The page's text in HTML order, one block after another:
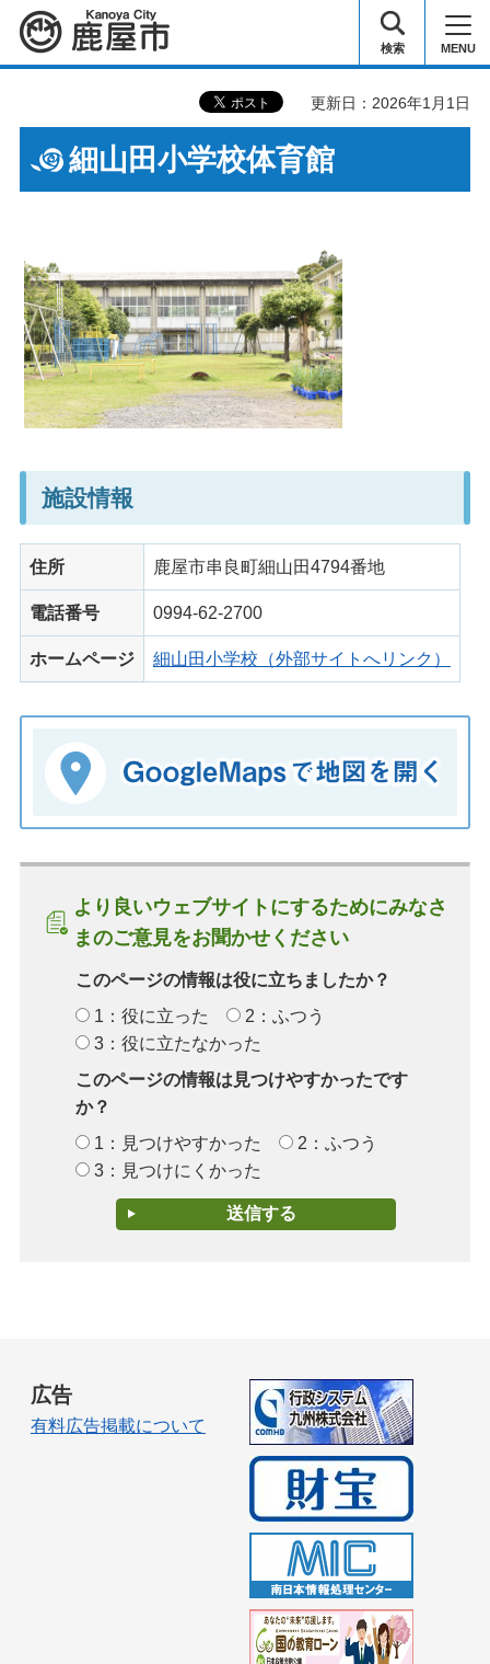
鹿屋市 検索 MENU
更新日：2026年1月1日
細山田小学校体育館
施設情報
住所 鹿屋市串良町細山田4794番地
電話番号 0994-62-2700
ホームページ 細山田小学校（外部サイトへリンク）
より良いウェブサイトにするためにみなさ
まのご意見をお聞かせください
このページの情報は役に立ちましたか？
1：役に立った
2：ふつう
3：役に立たなかった
このページの情報は見つけやすかったです
か？
1：見つけやすかった
2：ふつう
3：見つけにくかった
広告
有料広告掲載について